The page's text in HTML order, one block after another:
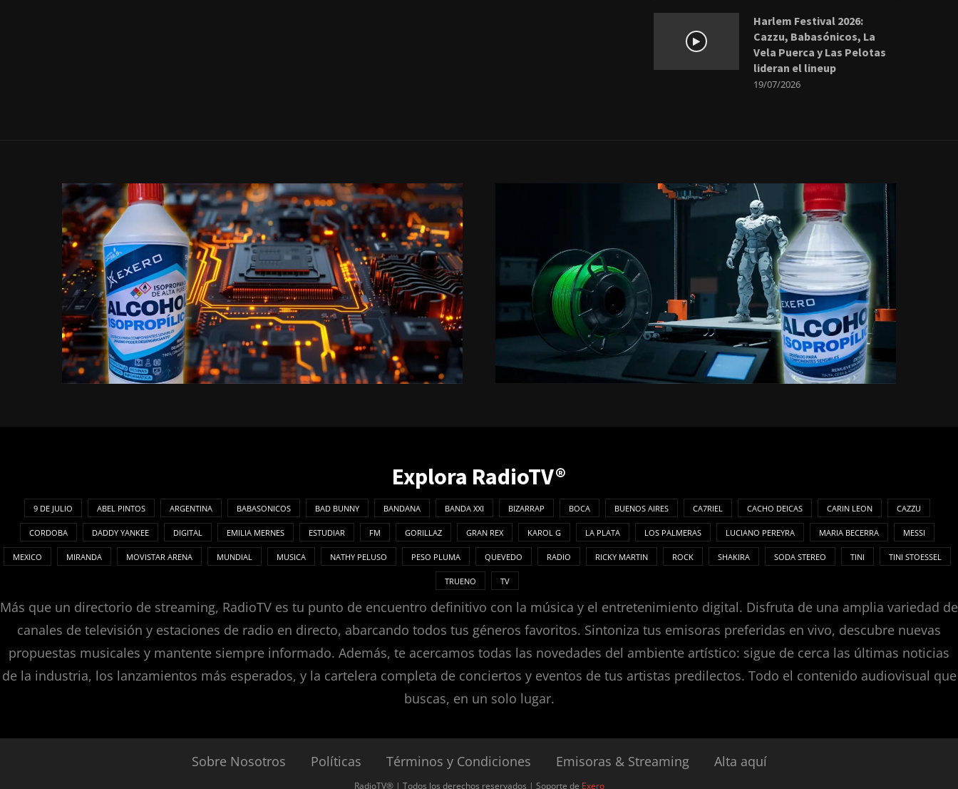
Harlem Festival 2026:
Cazzu, Babasónicos, La
Vela Puerca y Las Pelotas
lideran el lineup
19/07/2026
Explora RadioTV®
9 DE JULIO ABEL PINTOS ARGENTINA BABASONICOS BAD BUNNY BANDANA BANDA XXI BIZARRAP BOCA BUENOS AIRES CA7RIEL CACHO DEICAS CARIN LEON CAZZU
CORDOBA DADDY YANKEE DIGITAL EMILIA MERNES ESTUDIAR FM GORILLAZ GRAN REX KAROL G LA PLATA LOS PALMERAS LUCIANO PEREYRA MARIA BECERRA MESSI
MEXICO MIRANDA MOVISTAR ARENA MUNDIAL MUSICA NATHY PELUSO PESO PLUMA QUEVEDO RADIO RICKY MARTIN ROCK SHAKIRA SODA STEREO TINI TINI STOESSEL
TRUENO TV
Más que un directorio de streaming, RadioTV es tu punto de encuentro definitivo con la música y el entretenimiento digital. Disfruta de una amplia variedad de
canales de televisión y estaciones de radio en directo, abarcando todos tus géneros favoritos. Sintoniza tus emisoras preferidas en vivo, descubre nuevas
propuestas musicales y mantente siempre informado. Además, te acercamos todas las novedades del ambiente artístico: sigue de cerca las últimas noticias
de la industria, los lanzamientos más esperados, y la cartelera completa de conciertos y eventos de tus artistas predilectos. Todo el contenido audiovisual que
buscas, en un solo lugar.
Sobre Nosotros Políticas Términos y Condiciones Emisoras & Streaming Alta aquí
RadioTV® | Todos los derechos reservados | Soporte de Exero